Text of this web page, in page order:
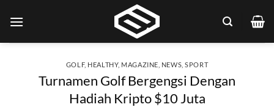
GOLF, HEALTHY, MAGAZINE NEWS ,SPORT
Turnamen Golf Bergengsi Dengan
Hadiah Kripto $10 Juta